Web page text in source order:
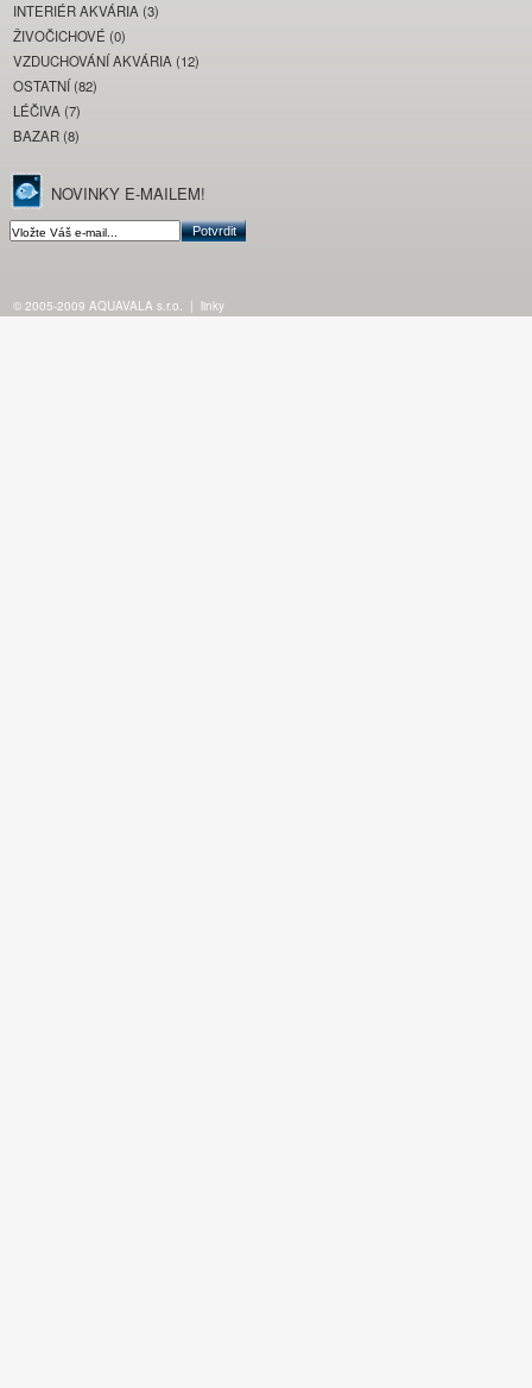
INTERIÉR AKVÁRIA (3)
ŽIVOČICHOVÉ (0)
VZDUCHOVÁNÍ AKVÁRIA (12)
OSTATNÍ (82)
LÉČIVA (7)
BAZAR (8)
NOVINKY E-MAILEM!
© 2005-2009 AQUAVALA s.r.o. | linky